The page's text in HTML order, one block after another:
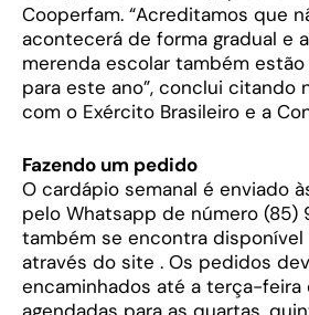
Cooperfam. “Acreditamos que
acontecerá de forma gradual e
merenda escolar também
para este ano”, conclui citando
com o Exército Brasileiro e a
Fazendo um pedido
O cardápio semanal é enviado
pelo Whatsapp de número (85)
também se encontra
através do site . Os pedidos
encaminhados até a terça-feira